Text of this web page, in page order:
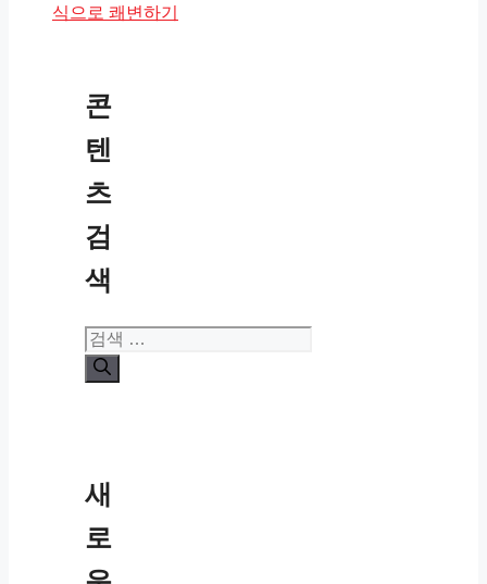
리
식으로 쾌변하기
콘
텐
츠
검
색
검
색:
새
로